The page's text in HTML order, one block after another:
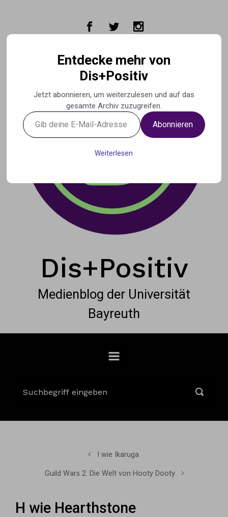
Dis+Positiv
Medienblog der Universität
Bayreuth
I wie Ikaruga
Guild Wars 2: Die Welt von Hooty Dooty
H wie Hearthstone
Entdecke mehr von
Dis+Positiv
Jetzt abonnieren, um weiterzulesen und auf das
gesamte Archiv zuzugreifen.
Gib
deine
Abonnieren
Weiterlesen